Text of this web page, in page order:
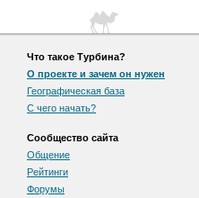
Что такое Турбина?
О проекте и зачем он нужен
Географическая база
С чего начать?
Сообщество сайта
Общение
Рейтинги
Форумы